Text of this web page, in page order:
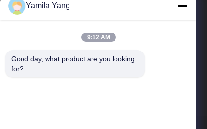
Snelkoppelingen
Yamila Yang
9:12 AM
Good day, what product are you looking
for?